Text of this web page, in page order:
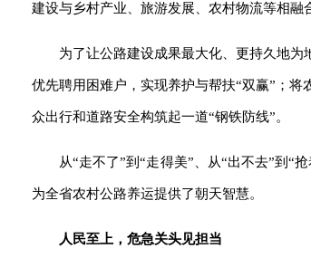
建设与乡村产业、旅游发展、农村物流等相融
为了让公路建设成果最大化、更持久地
优先聘用困难户，实现养护与帮扶“双赢”；
众出行和道路安全构筑起一道“钢铁防线”。
从“走不了”到“走得美”、从“出不去”到“
为全省农村公路养运提供了朝天智慧。
人民至上，危急关头见担当